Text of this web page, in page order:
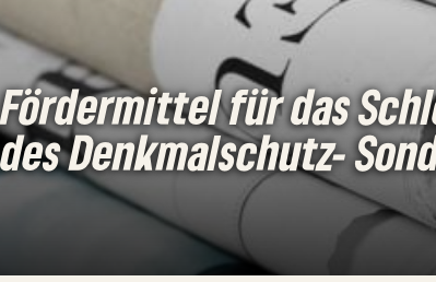
Fördermittel für das
des Denkmalschutz-